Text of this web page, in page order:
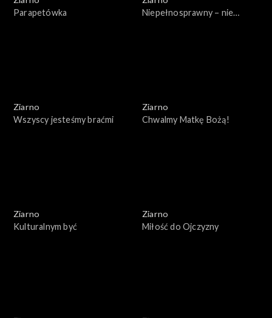
Parapetówka
Niepełnosprawny – nie
Ziarno
Wszyscy jesteśmy braćmi
Ziarno
Chwalmy Matkę Bożą!
Ziarno
Kulturalnym być
Ziarno
Miłość do Ojczyzny